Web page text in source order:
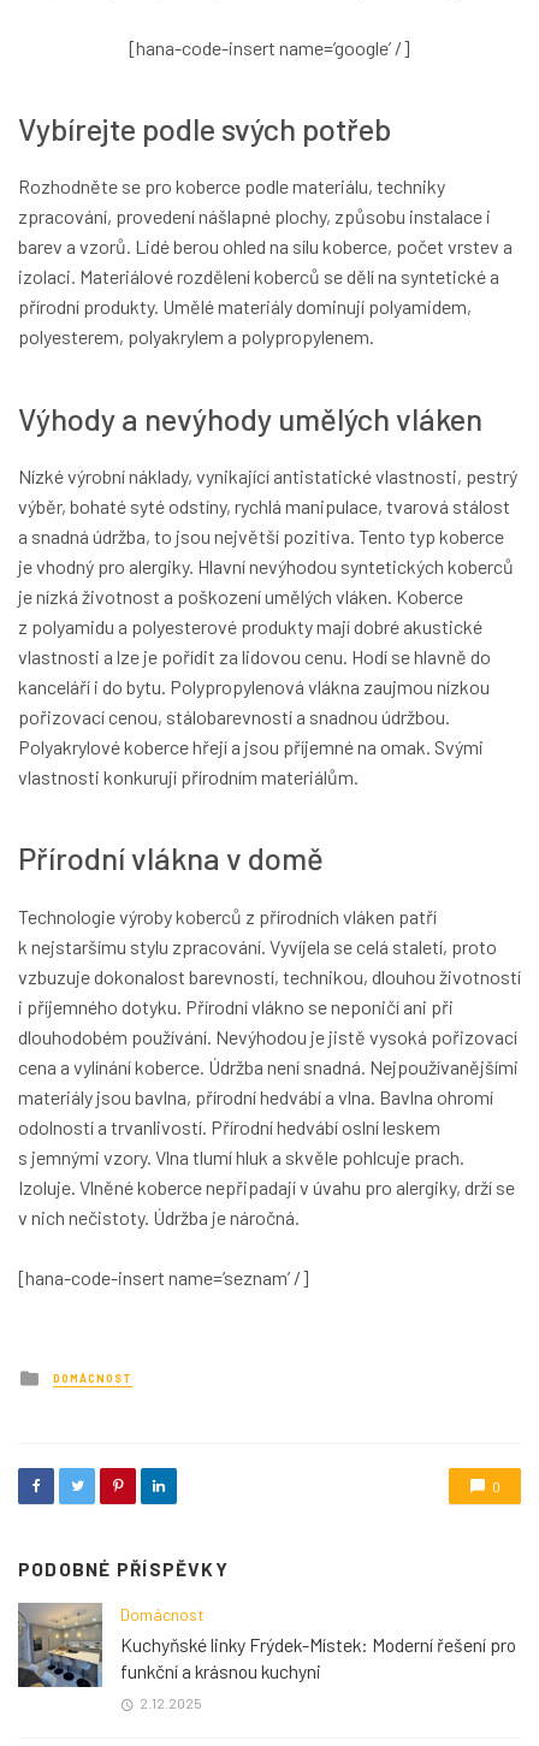
[hana-code-insert name=’google’ /]
Vybírejte podle svých potřeb
Rozhodněte se pro koberce podle materiálu, techniky
zpracování, provedení nášlapné plochy, způsobu instalace i
barev a vzorů. Lidé berou ohled na sílu koberce, počet vrstev a
izolaci. Materiálové rozdělení koberců se dělí na syntetické a
přírodní produkty. Umělé materiály dominují polyamidem,
polyesterem, polyakrylem a polypropylenem.
Výhody a nevýhody umělých vláken
Nízké výrobní náklady, vynikající antistatické vlastnosti, pestrý
výběr, bohaté syté odstíny, rychlá manipulace, tvarová stálost
a snadná údržba, to jsou největší pozitiva. Tento typ koberce
je vhodný pro alergiky. Hlavní nevýhodou syntetických koberců
je nízká životnost a poškození umělých vláken. Koberce
z polyamidu a polyesterové produkty mají dobré akustické
vlastnosti a lze je pořídit za lidovou cenu. Hodí se hlavně do
kanceláří i do bytu. Polypropylenová vlákna zaujmou nízkou
pořizovací cenou, stálobarevností a snadnou údržbou.
Polyakrylové koberce hřejí a jsou příjemné na omak. Svými
vlastnosti konkurují přírodním materiálům.
Přírodní vlákna v domě
Technologie výroby koberců z přírodních vláken patří
k nejstaršímu stylu zpracování. Vyvíjela se celá staletí, proto
vzbuzuje dokonalost barevností, technikou, dlouhou životností
i příjemného dotyku. Přírodní vlákno se neponičí ani při
dlouhodobém používání. Nevýhodou je jistě vysoká pořizovací
cena a vylínání koberce. Údržba není snadná. Nejpoužívanějšími
materiály jsou bavlna, přírodní hedvábí a vlna. Bavlna ohromí
odolností a trvanlivostí. Přírodní hedvábí oslní leskem
s jemnými vzory. Vlna tlumí hluk a skvěle pohlcuje prach.
Izoluje. Vlněné koberce nepřipadají v úvahu pro alergiky, drží se
v nich nečistoty. Údržba je náročná.
[hana-code-insert name=’seznam’ /]
Posted
in
DOMÁCNOST
0
PODOBNÉ PŘÍSPĚVKY
Domácnost
Kuchyňské linky Frýdek-Místek: Moderní řešení pro
funkční a krásnou kuchyni
2.12.2025